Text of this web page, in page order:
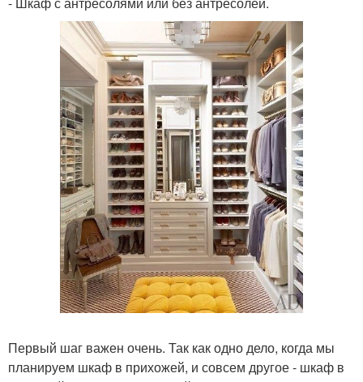
Первый шаг важен очень. Так как одно дело, когда мы
планируем шкаф в прихожей, и совсем другое - шкаф в